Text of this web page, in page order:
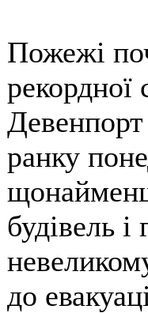
Пожежі
рекордної
Девенпорт
ранку
будівель
до